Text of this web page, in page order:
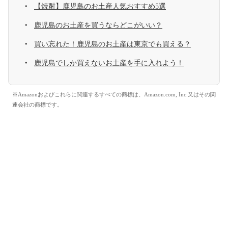
【焼酎】鹿児島のお土産人気おすすめ5選
鹿児島のお土産を買うならどこがいい？
買い忘れた！鹿児島のお土産は東京でも買える？
鹿児島でしか買えないお土産を手に入れよう！
※Amazonおよびこれらに関連するすべての商標は、Amazon.com, Inc.又はその関
連会社の商標です。